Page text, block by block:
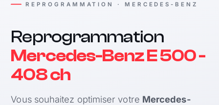
REPROGRAMMATION · MERCEDES-BENZ
Reprogrammation
Mercedes-Benz E 500 -
408 ch
Vous souhaitez optimiser votre Mercedes-